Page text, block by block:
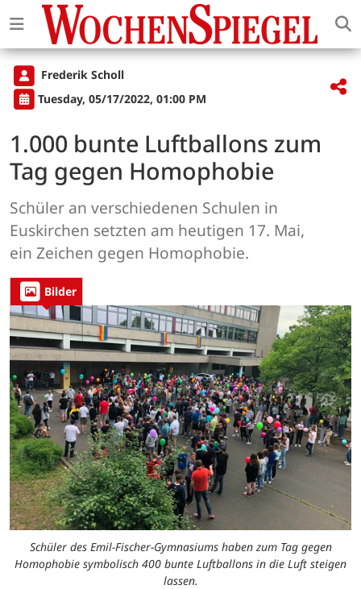
Frederik Scholl
Tuesday, 05/17/2022, 01:00 PM
1.000 bunte Luftballons zum
Tag gegen Homophobie
Schüler an verschiedenen Schulen in
Euskirchen setzten am heutigen 17. Mai,
ein Zeichen gegen Homophobie.
Bilder
Schüler des Emil-Fischer-Gymnasiums haben zum Tag gegen
Homophobie symbolisch 400 bunte Luftballons in die Luft steigen
lassen.